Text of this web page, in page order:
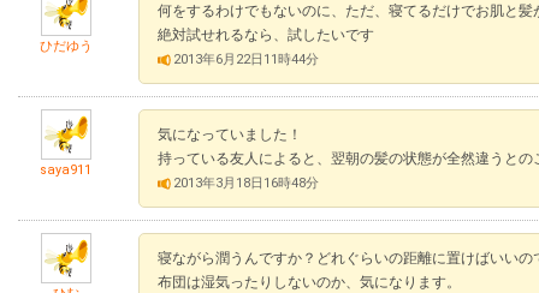
ひだゆう
何をするわけでもないのに、ただ、寝てるだけでお肌と
絶対試せれるなら、試したいです
2013年6月22日11時44分
saya911
気になっていました！
持っている友人によると、翌朝の髪の状態が全然違うと
2013年3月18日16時48分
寝ながら潤うんですか？どれぐらいの距離に置けばいいの
布団は湿気ったりしないのか、気になります。